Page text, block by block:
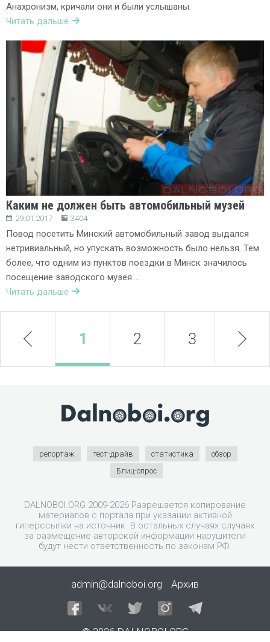
Анахронизм, кричали они и были услышаны.
Читать дальше
Каким не должен быть автомобильный музей
29.01.2017 3404
Повод посетить Минский автомобильный завод выдался
нетривиальный, но упускать возможность было нельзя. Тем
более, что одним из пунктов поездки в Минск значилось
посещение заводского музея….
Читать дальше
prev 1 2 3 4
next
репортаж тест-драйв статистика
обзор
Блиц-опрос
DALNOBOI.ORG 2009-2026 Разрешается копирование
материалов с портала при указании активной
гиперссылки на источник. В остальных случаях случаях
за размещение авторской информации нарушители
будут нести ответственность по законам РФ.
admin@dalnoboi.org Архив
© 2026 DALNOBOI.ORG